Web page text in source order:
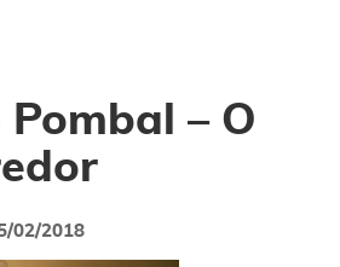
Pombal – O
02/2018